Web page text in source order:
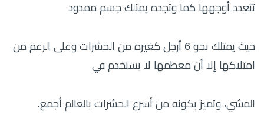
تتعدد أوجهها كما وتجده يمتلك جسم ممدود
حيث يمتلك نحو 6 أرجل كغيره من الحشرات وعلى الرغم من
امتلاكها إلا أن معظمها لا يستخدم في
المشي، وتميز بكونه من أسرع الحشرات بالعالم أجمع.